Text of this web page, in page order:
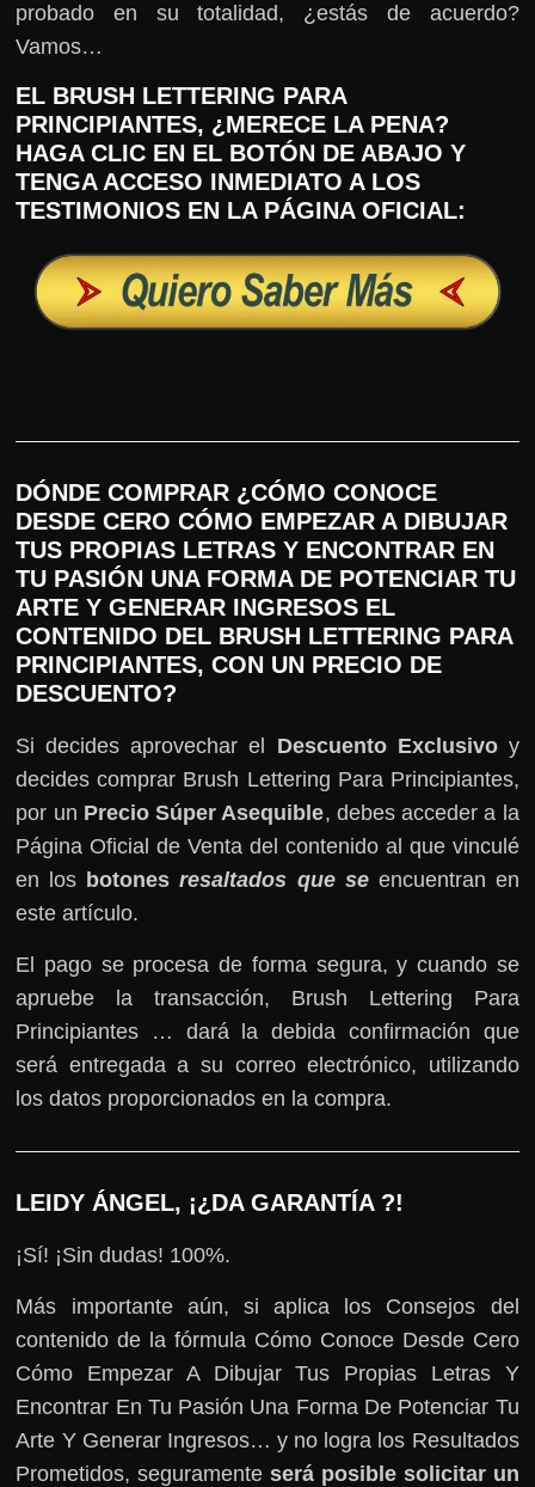
probado en su totalidad, ¿estás de acuerdo?
Vamos…
EL BRUSH LETTERING PARA
PRINCIPIANTES, ¿MERECE LA PENA?
HAGA CLIC EN EL BOTÓN DE ABAJO Y
TENGA ACCESO INMEDIATO A LOS
TESTIMONIOS EN LA PÁGINA OFICIAL:
DÓNDE COMPRAR ¿CÓMO CONOCE
DESDE CERO CÓMO EMPEZAR A DIBUJAR
TUS PROPIAS LETRAS Y ENCONTRAR EN
TU PASIÓN UNA FORMA DE POTENCIAR TU
ARTE Y GENERAR INGRESOS EL
CONTENIDO DEL BRUSH LETTERING PARA
PRINCIPIANTES, CON UN PRECIO DE
DESCUENTO?
Si decides aprovechar el Descuento Exclusivoy
decides comprar Brush Lettering Para Principiantes,
por un Precio Súper Asequible, debes acceder a la
Página Oficial de Venta del contenido al que vinculé
en los botonesresaltados que se encuentran en
este artículo.
El pago se procesa de forma segura, y cuando se
apruebe la transacción, Brush Lettering Para
Principiantes … dará la debida confirmación que
será entregada a su correo electrónico, utilizando
los datos proporcionados en la compra.
LEIDY ÁNGEL, ¡¿DA GARANTÍA ?!
¡Sí! ¡Sin dudas! 100%.
Más importante aún, si aplica los Consejos del
contenido de la fórmula Cómo Conoce Desde Cero
Cómo Empezar A Dibujar Tus Propias Letras Y
Encontrar En Tu Pasión Una Forma De Potenciar Tu
Arte Y Generar Ingresos… y no logra los Resultados
Prometidos, seguramenteserá posible solicitar un